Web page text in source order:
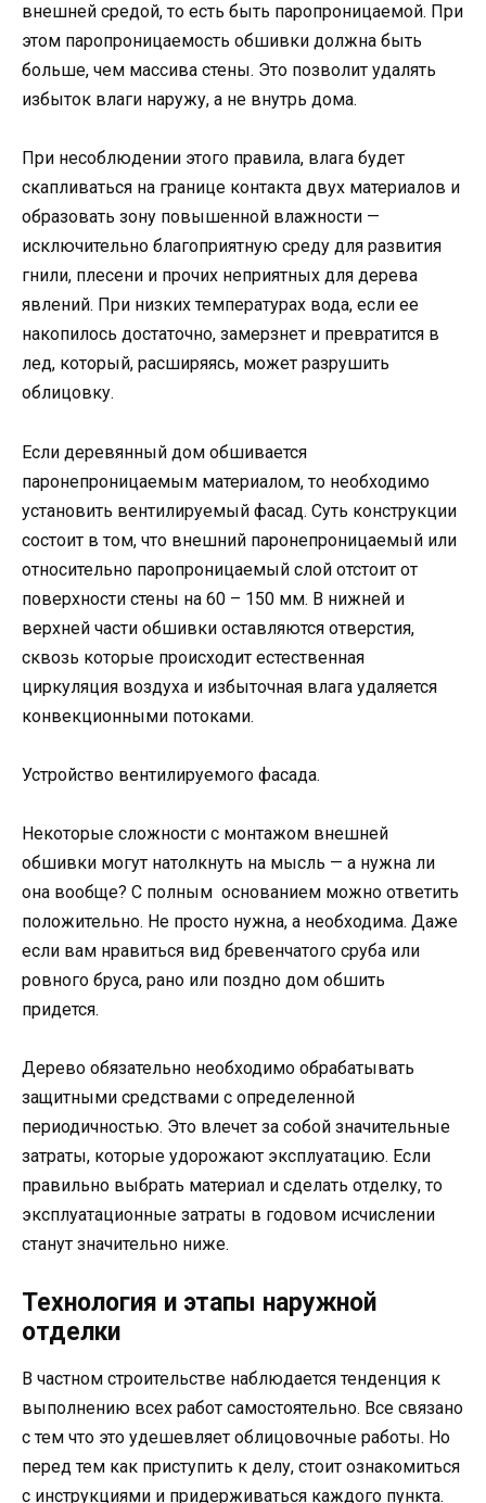
внешней средой, то есть быть паропроницаемой. При
этом паропроницаемость обшивки должна быть
больше, чем массива стены. Это позволит удалять
избыток влаги наружу, а не внутрь дома.
При несоблюдении этого правила, влага будет
скапливаться на границе контакта двух материалов и
образовать зону повышенной влажности —
исключительно благоприятную среду для развития
гнили, плесени и прочих неприятных для дерева
явлений. При низких температурах вода, если ее
накопилось достаточно, замерзнет и превратится в
лед, который, расширяясь, может разрушить
облицовку.
Если деревянный дом обшивается
паронепроницаемым материалом, то необходимо
установить вентилируемый фасад. Суть конструкции
состоит в том, что внешний паронепроницаемый или
относительно паропроницаемый слой отстоит от
поверхности стены на 60 – 150 мм. В нижней и
верхней части обшивки оставляются отверстия,
сквозь которые происходит естественная
циркуляция воздуха и избыточная влага удаляется
конвекционными потоками.
Устройство вентилируемого фасада.
Некоторые сложности с монтажом внешней
обшивки могут натолкнуть на мысль — а нужна ли
она вообще? С полным основанием можно ответить
положительно. Не просто нужна, а необходима. Даже
если вам нравиться вид бревенчатого сруба или
ровного бруса, рано или поздно дом обшить
придется.
Дерево обязательно необходимо обрабатывать
защитными средствами с определенной
периодичностью. Это влечет за собой значительные
затраты, которые удорожают эксплуатацию. Если
правильно выбрать материал и сделать отделку, то
эксплуатационные затраты в годовом исчислении
станут значительно ниже.
Технология и этапы наружной
отделки
В частном строительстве наблюдается тенденция к
выполнению всех работ самостоятельно. Все связано
с тем что это удешевляет облицовочные работы. Но
перед тем как приступить к делу, стоит ознакомиться
с инструкциями и придерживаться каждого пункта.